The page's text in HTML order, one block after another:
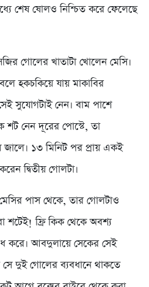
শেষ ষোলও নিশ্চিত করে ফেলেছে
গোলের খাতাটা খোলেন মেসি।
হকচকিয়ে যায় মাকাবির
সুযোগটাই নেন। বাম পাশে
শট নেন দূরের পোস্টে, তা
১৩ মিনিট পর প্রায় একই
দ্বিতীয় গোলটা।
পাস থেকে, তার গোলটাও
শটেই! ফ্রি কিক থেকে অবশ্য
করে। আবদুলায়ে সেকের সেই
দুই গোলের ব্যবধানে থাকতে